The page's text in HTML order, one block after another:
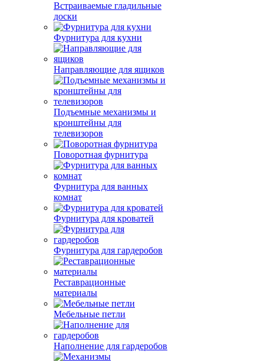
Встраиваемые гладильные
доски
Фурнитура для кухни
Направляющие для ящиков
Подъемные механизмы и
кронштейны для
телевизоров
Поворотная фурнитура
Фурнитура для ванных
комнат
Фурнитура для кроватей
Фурнитура для гардеробов
Реставрационные
материалы
Мебельные петли
Наполнение для гардеробов